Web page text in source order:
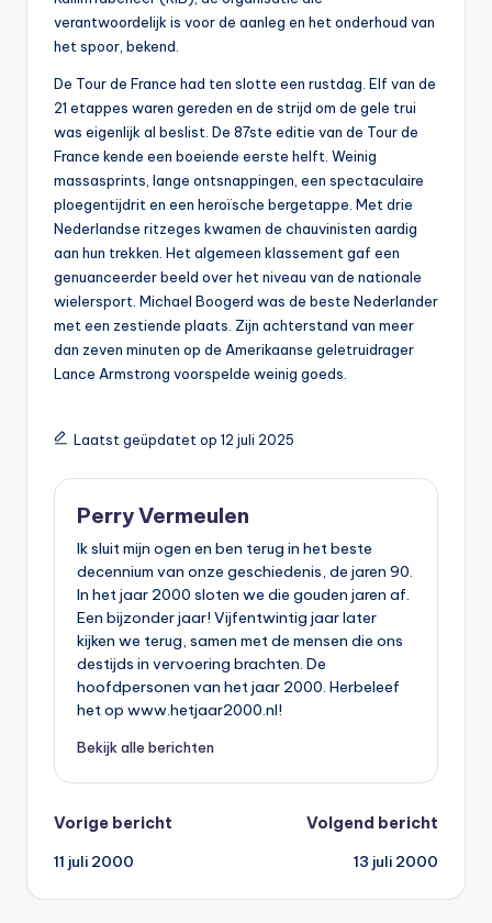
verantwoordelijk is voor de aanleg en het onderhoud van
het spoor, bekend.
De Tour de France had ten slotte een rustdag. Elf van de
21 etappes waren gereden en de strijd om de gele trui
was eigenlijk al beslist. De 87ste editie van de Tour de
France kende een boeiende eerste helft. Weinig
massasprints, lange ontsnappingen, een spectaculaire
ploegentijdrit en een heroïsche bergetappe. Met drie
Nederlandse ritzeges kwamen de chauvinisten aardig
aan hun trekken. Het algemeen klassement gaf een
genuanceerder beeld over het niveau van de nationale
wielersport. Michael Boogerd was de beste Nederlander
met een zestiende plaats. Zijn achterstand van meer
dan zeven minuten op de Amerikaanse geletruidrager
Lance Armstrong voorspelde weinig goeds.
Laatst geüpdatet op 12 juli 2025
Perry Vermeulen
Ik sluit mijn ogen en ben terug in het beste
decennium van onze geschiedenis, de jaren 90.
In het jaar 2000 sloten we die gouden jaren af.
Een bijzonder jaar! Vijfentwintig jaar later
kijken we terug, samen met de mensen die ons
destijds in vervoering brachten. De
hoofdpersonen van het jaar 2000. Herbeleef
het op www.hetjaar2000.nl!
Bekijk alle berichten
Bericht
navigatie
Vorige bericht
11 juli 2000
Volgend bericht
13 juli 2000